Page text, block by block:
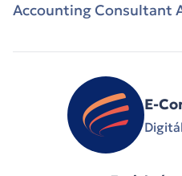
Accounting Consultant
E-